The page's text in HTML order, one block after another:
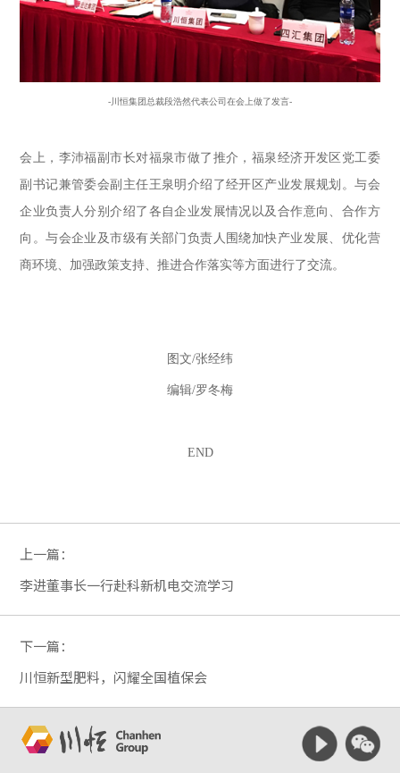
-川恒集团总裁段浩然代表公司在会上做了发言-
会上，李沛福副市长对福泉市做了推介，福泉经济开发区党工委
副书记兼管委会副主任王泉明介绍了经开区产业发展规划。与会
企业负责人分别介绍了各自企业发展情况以及合作意向、合作方
向。与会企业及市级有关部门负责人围绕加快产业发展、优化营
商环境、加强政策支持、推进合作落实等方面进行了交流。
图文/张经纬
编辑/罗冬梅
END
上一篇：
李进董事长一行赴科新机电交流学习
下一篇：
川恒新型肥料，闪耀全国植保会